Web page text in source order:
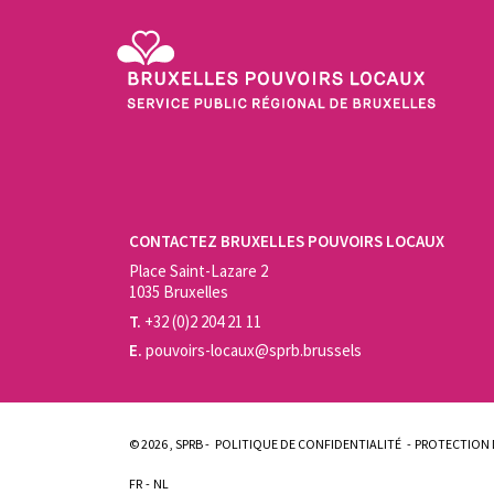
CONTACTEZ BRUXELLES POUVOIRS LOCAUX
Place Saint-Lazare 2
1035 Bruxelles
T. +32 (0)2 204 21 11
E. pouvoirs-locaux@sprb.brussels
© 2026 , SPRB - POLITIQUE DE CONFIDENTIALITÉ PROTECTION
FR NL